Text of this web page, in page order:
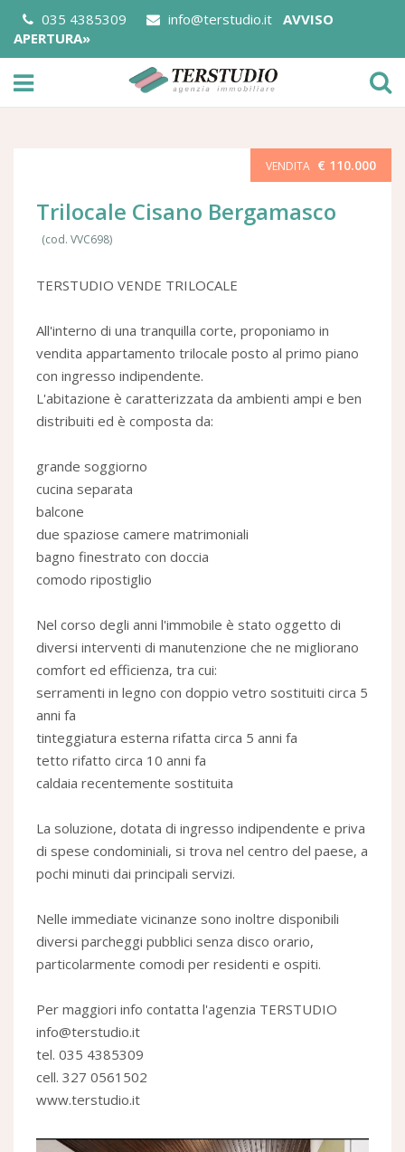
035 4385309 info@terstudio.it AVVISO
APERTURA»
VENDITA € 110.000
Trilocale Cisano Bergamasco
(cod. VVC698)
TERSTUDIO VENDE TRILOCALE
All'interno di una tranquilla corte, proponiamo in
vendita appartamento trilocale posto al primo piano
con ingresso indipendente.
L'abitazione è caratterizzata da ambienti ampi e ben
distribuiti ed è composta da:
grande soggiorno
cucina separata
balcone
due spaziose camere matrimoniali
bagno finestrato con doccia
comodo ripostiglio
Nel corso degli anni l'immobile è stato oggetto di
diversi interventi di manutenzione che ne migliorano
comfort ed efficienza, tra cui:
serramenti in legno con doppio vetro sostituiti circa 5
anni fa
tinteggiatura esterna rifatta circa 5 anni fa
tetto rifatto circa 10 anni fa
caldaia recentemente sostituita
La soluzione, dotata di ingresso indipendente e priva
di spese condominiali, si trova nel centro del paese, a
pochi minuti dai principali servizi.
Nelle immediate vicinanze sono inoltre disponibili
diversi parcheggi pubblici senza disco orario,
particolarmente comodi per residenti e ospiti.
Per maggiori info contatta l'agenzia TERSTUDIO
info@terstudio.it
tel. 035 4385309
cell. 327 0561502
www.terstudio.it